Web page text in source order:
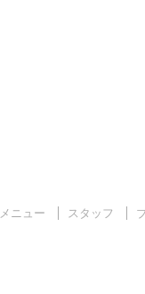
メニュー スタッフ